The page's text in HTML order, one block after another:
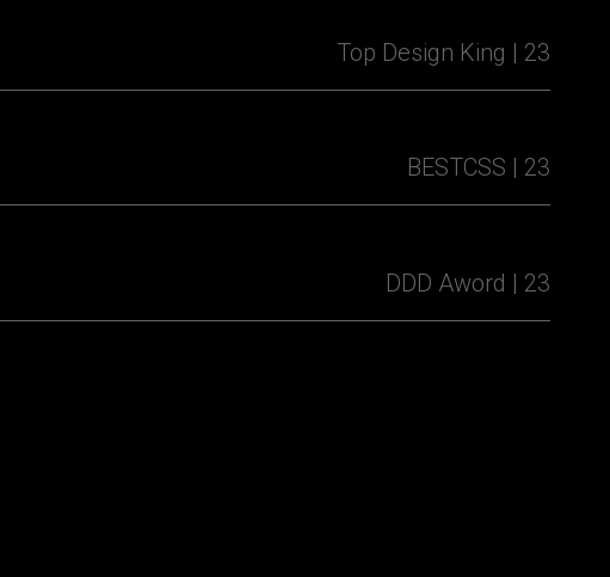
Top Design King | 23
BESTCSS | 23
DDD Aword | 23